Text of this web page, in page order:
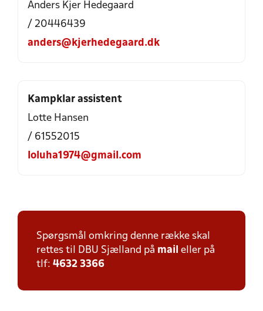
Anders Kjer Hedegaard
/ 20446439
anders@kjerhedegaard.dk
Kampklar assistent
Lotte Hansen
/ 61552015
loluha1974@gmail.com
Spørgsmål omkring denne række skal
rettes til DBU Sjælland på mail eller på
tlf: 4632 3366